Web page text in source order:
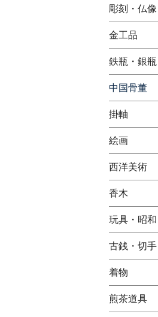
彫刻・仏像
金工品
鉄瓶・銀瓶
中国骨董
掛軸
絵画
西洋美術
香木
玩具・昭和
古銭・切手
着物
煎茶道具